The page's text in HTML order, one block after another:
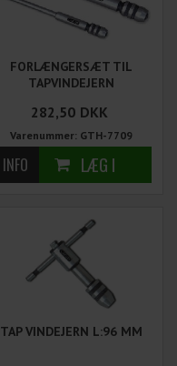
FORLÆNGERSÆT TIL
TAPVINDEJERN
282,50 DKK
Varenummer: GTH-7709
TAP VINDEJERN L:96 MM